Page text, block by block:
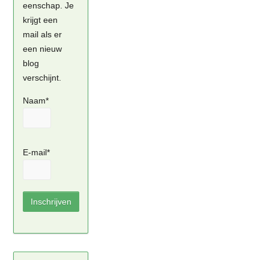
eenschap. Je
krijgt een
mail als er
een nieuw
blog
verschijnt.
Naam*
E-mail*